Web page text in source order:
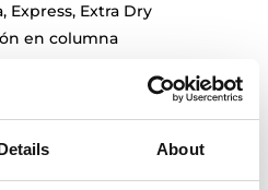
About
Express, Extra Dry
en columna
E